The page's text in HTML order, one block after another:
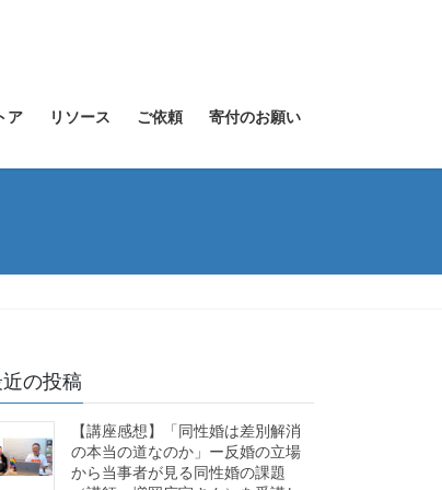
ア リソース ご依頼 寄付のお願い
の投稿
【講座感想】「同性婚は差別解消
の本当の道なのか」ー反婚の立場
から当事者が見る同性婚の課題